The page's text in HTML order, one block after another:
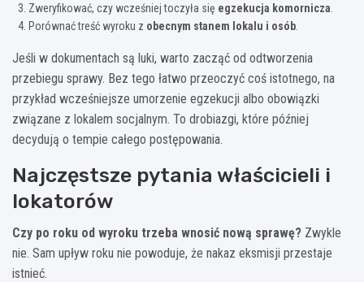
Zweryfikować, czy wcześniej toczyła się egzekucja komornicza
Porównać treść wyroku z obecnym stanem lokalu i osób
Jeśli w dokumentach są luki, warto zacząć od odtworzenia
przebiegu sprawy. Bez tego łatwo przeoczyć coś istotnego, na
przykład wcześniejsze umorzenie egzekucji albo obowiązki
związane z lokalem socjalnym. To drobiazgi, które później
decydują o tempie całego postępowania.
Najczęstsze pytania właścicieli i
lokatorów
Czy po roku od wyroku trzeba wnosić nową sprawę? Zwykle
nie. Sam upływ roku nie powoduje, że nakaz eksmisji przestaje
istnieć.